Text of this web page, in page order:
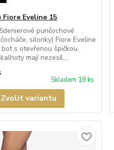
Fiore Eveline 15
punčochové
silonky) Fiore Eveline
s otevřenou špičkou.
mají nezesíl...
Skladem 18 ks
Zvolit variantu